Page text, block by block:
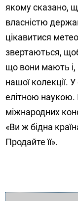
якому сказано,
власністю
цікавитися
звертаються,
що вони мають
нашої колекції.
елітною наукою.
міжнародних
«Ви ж бідна
Продайте її».